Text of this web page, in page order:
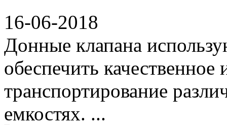
16-06-2018
Донные клапана
обеспечить
транспортирование
емкостях. ...